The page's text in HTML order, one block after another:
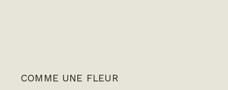
COMME UNE FLEUR